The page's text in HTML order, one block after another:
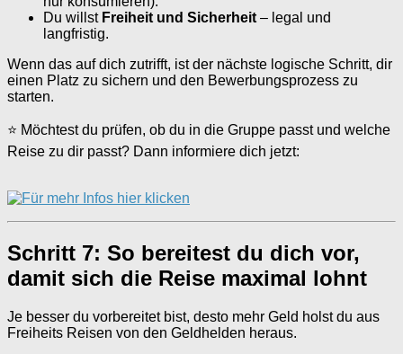
Du willst Freiheit und Sicherheit – legal und
langfristig.
Wenn das auf dich zutrifft, ist der nächste logische Schritt, dir
einen Platz zu sichern und den Bewerbungsprozess zu
starten.
⭐ Möchtest du prüfen, ob du in die Gruppe passt und welche
Reise zu dir passt? Dann informiere dich jetzt:
Schritt 7: So bereitest du dich vor,
damit sich die Reise maximal lohnt
Je besser du vorbereitet bist, desto mehr Geld holst du aus
Freiheits Reisen von den Geldhelden heraus.